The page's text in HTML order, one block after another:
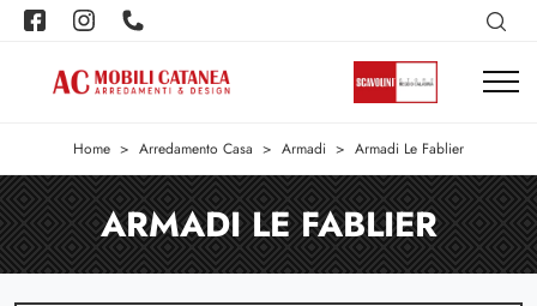
Home > Arredamento Casa > Armadi > Armadi Le Fablier
ARMADI LE FABLIER